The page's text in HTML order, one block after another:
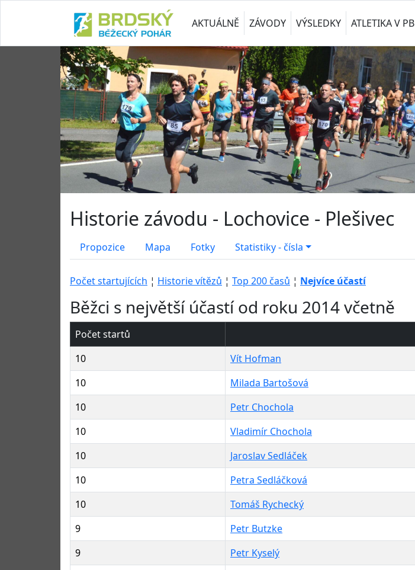
AKTUÁLNĚ ZÁVODY VÝSLEDKY ATLETIKA V PB
Historie závodu - Lochovice - Plešivec
Propozice Mapa Fotky Statistiky - čísla
Počet startujících ¦ Historie vítězů ¦ Top 200 časů ¦ Nejvíce účastí
Běžci s největší účastí od roku 2014 včetně
Počet startů
10
Vít Hofman
10
Milada Bartošová
10
Petr Chochola
10
Vladimír Chochola
10
Jaroslav Sedláček
10
Petra Sedláčková
10
Tomáš Rychecký
9
Petr Butzke
9
Petr Kyselý